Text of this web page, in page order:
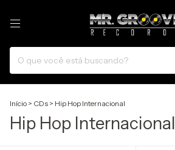
Início > CDs > Hip Hop Internacional
Hip Hop Internacional